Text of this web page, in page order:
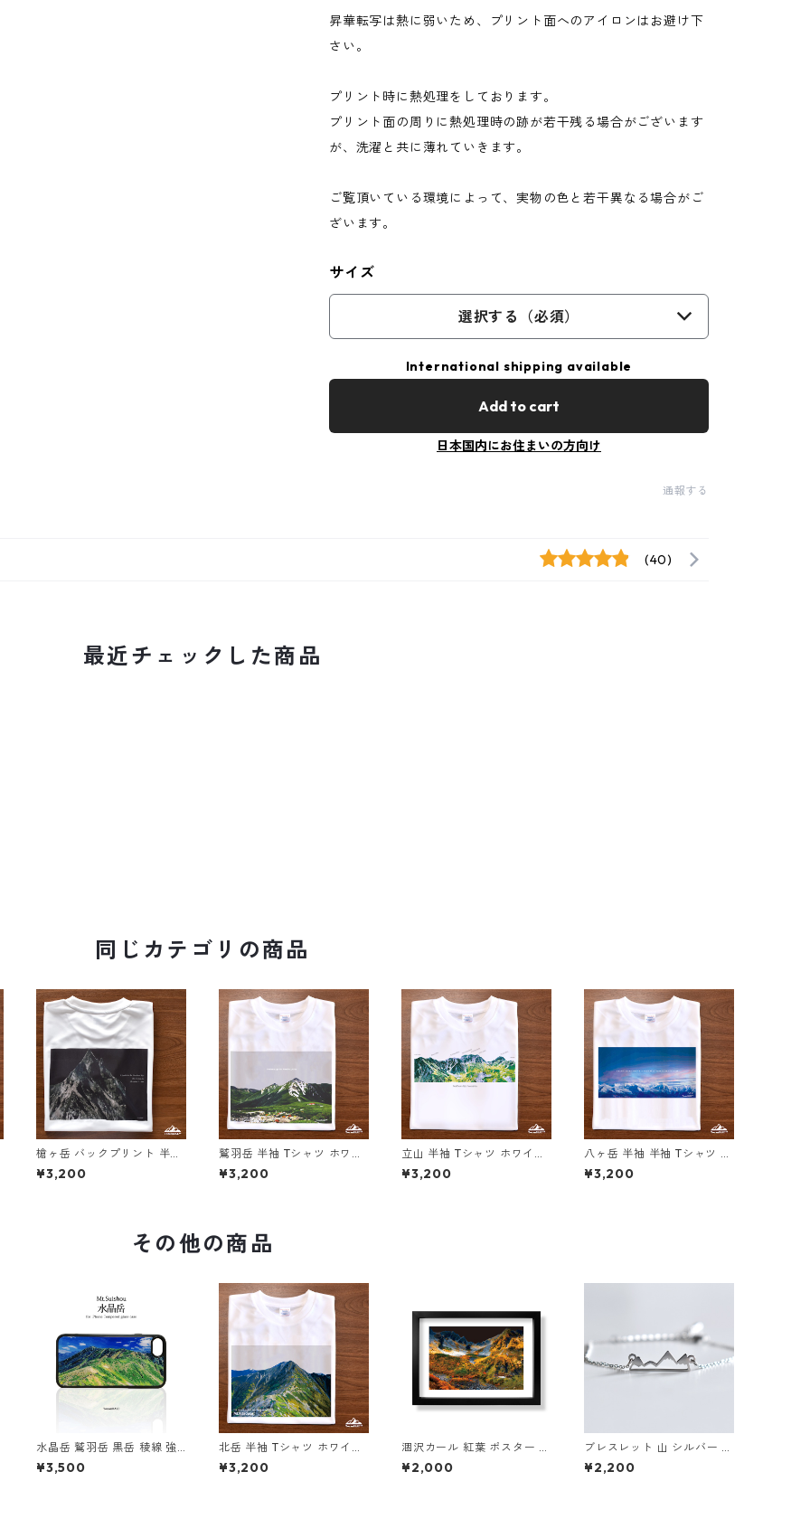
昇華転写は熱に弱いため、プリント面へのアイロンはお避け下
さい。
プリント時に熱処理をしております。
プリント面の周りに熱処理時の跡が若干残る場合がございます
が、洗濯と共に薄れていきます。
ご覧頂いている環境によって、実物の色と若干異なる場合がご
ざいます。
サイズ
選択する（必須）
International shipping available
Add to cart
日本国内にお住まいの方向け
通報する
(40)
最近チェックした商品
同じカテゴリの商品
槍ヶ岳 バックプリント 半袖
Tシャツ ホワイト ブラック
ドライ 吸水速乾 山 登山 迷
¥3,200
鷲羽岳 半袖 Tシャツ ホワイ
ト ドライ 吸水速乾 山 登山
アウトドア 山Tシャツ 山の
¥3,200
立山 半袖 Tシャツ ホワイト
ドライ 吸水速乾 山 登山 ア
ウトドア 山Tシャツ 山のイ
¥3,200
八ヶ岳 半袖 半袖 Tシャツ ド
ライ 吸水速乾 山 登山 アウ
トドア 山Tシャツ 山のイラ
¥3,200
その他の商品
水晶岳 鷲羽岳 黒岳 稜線 強
化ガラス iphone スマホケー
ス スマホカバーアウトドア
¥3,500
北岳 半袖 Tシャツ ホワイト
ドライ 吸水速乾 山 登山 ア
ウトドア 山Tシャツ 山のイ
¥3,200
涸沢カール 紅葉 ポスター A
4 A3 A2 A1 イラスト 山 登
山 アウトドア フレームなし
¥2,000
ブレスレット 山 シルバー 登
山 アクセサリー アウトドア
¥2,200